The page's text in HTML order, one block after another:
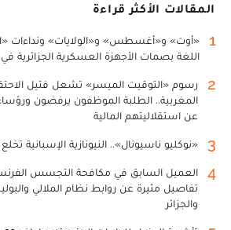
المقالات الأكثر قراءة
1
«أوت» و«أغسطس» و«الولايات» ونداءات
اللغة بصمات الأجهزة العسكرية الجزائرية
2
رسوم «التوقيت الميسر» تشعل فتيل
المغربية.. الطلبة الموظفون يرفضون
عن استقلاليتهم المالية
3 «نوكليو ناسيونال».. النيونازية الإسبانية
4
العميل السابق في مكافحة التجسس
تفاصيل مثيرة عن روابط نظام الملالي
والجزائر